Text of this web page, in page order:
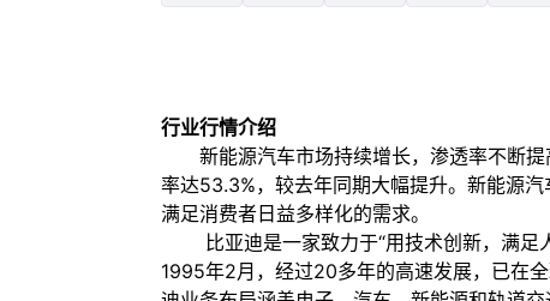
行业行情介绍
新能源汽车市场持续增长，渗透率不断提
率达53.3%，较去年同期大幅提升。新能源
满足消费者日益多样化的需求。
比亚迪是一家致力于“用技术创新，满足
1995年2月，经过20多年的高速发展，已在